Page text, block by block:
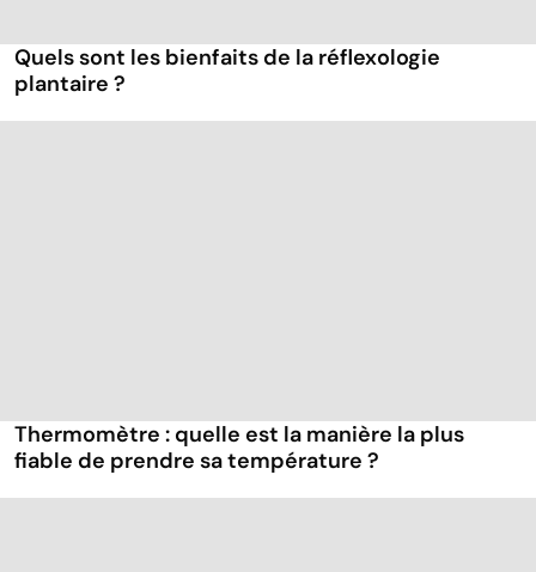
Quels sont les bienfaits de la réflexologie
plantaire ?
Thermomètre : quelle est la manière la plus
fiable de prendre sa température ?